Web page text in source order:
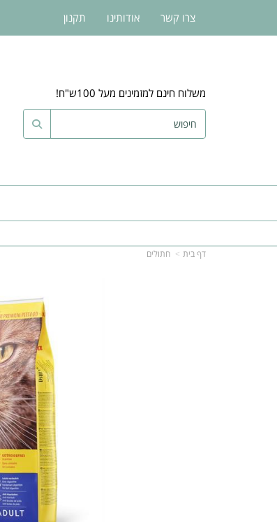
משלוח חינם למזמינים מעל 100ש"ח!
צרו קשר אודותינו תקנון
דף בית חתולים